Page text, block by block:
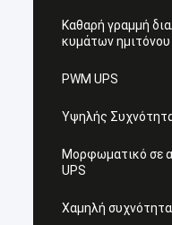
Καθαρή γραμμή
κυμάτων ημιτόνου
PWM UPS
Υψηλής
Μορφωματικό σε
UPS
Χαμηλή